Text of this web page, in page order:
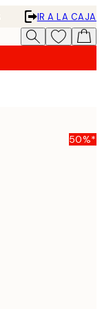
IR A LA CAJA
50%*